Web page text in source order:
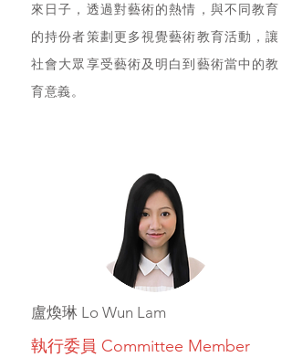
來日子，透過對藝術的熱情，與不同教育
的持份者策劃更多視覺藝術教育活動，讓
社會大眾享受藝術及明白到藝術當中的教
育意義。
盧煥琳 Lo Wun Lam
執行委員 Committee Member